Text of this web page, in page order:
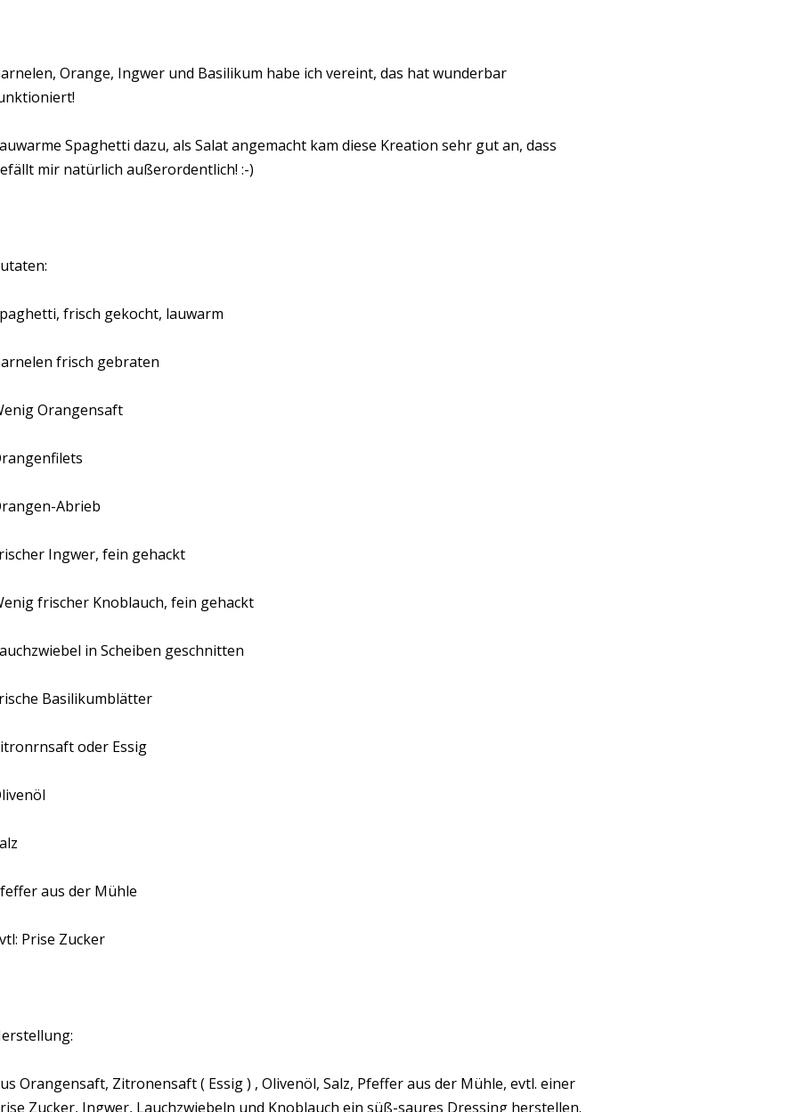
Orange, Ingwer und Basilikum habe ich vereint, das hat wunderbar
Spaghetti dazu, als Salat angemacht kam diese Kreation sehr gut an, dass
mir natürlich außerordentlich! :-)
frisch gekocht, lauwarm
frisch gebraten
Orangensaft
Abrieb
Ingwer, fein gehackt
frischer Knoblauch, fein gehackt
in Scheiben geschnitten
Basilikumblätter
oder Essig
aus der Mühle
Prise Zucker
Orangensaft, Zitronensaft ( Essig ) , Olivenöl, Salz, Pfeffer aus der Mühle, evtl. einer
Zucker, Ingwer, Lauchzwiebeln und Knoblauch ein süß-saures Dressing herstellen.